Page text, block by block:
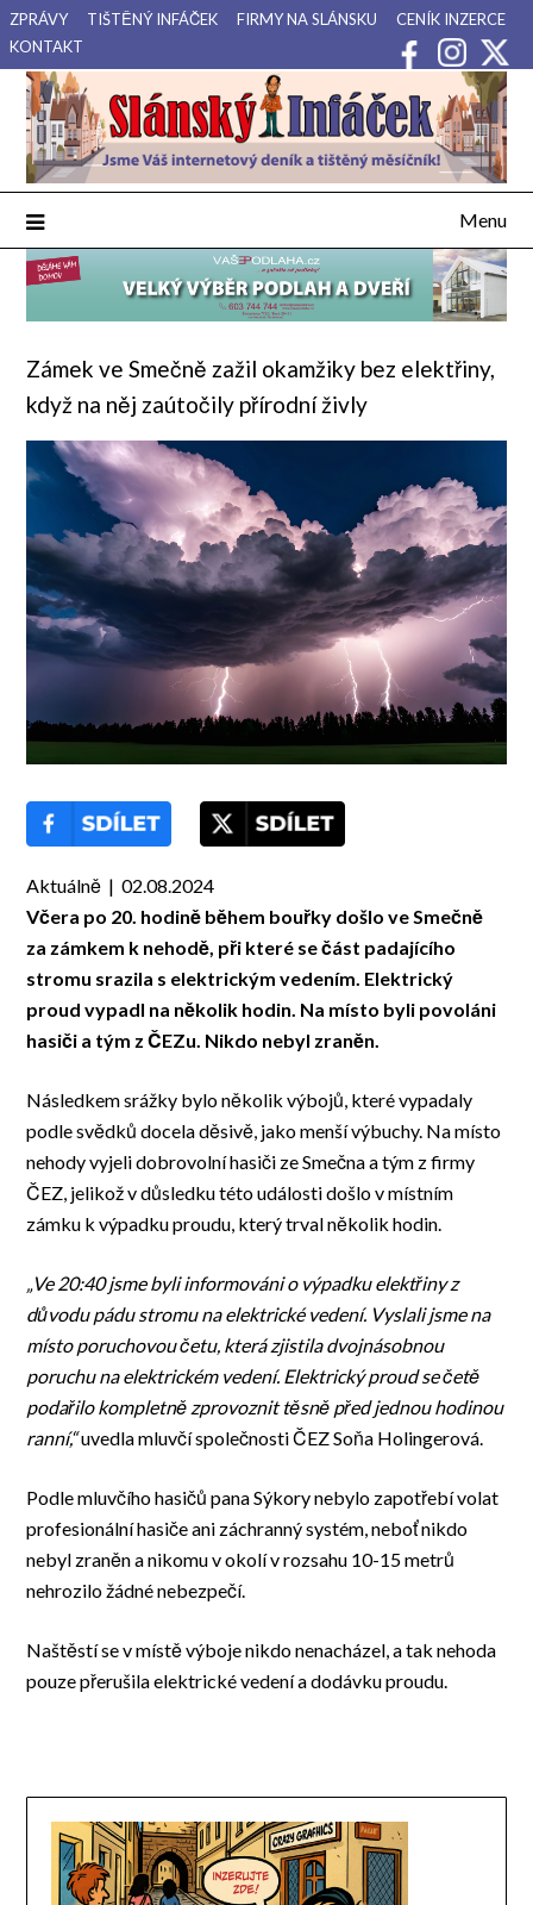
Přejdi
na
obsah
ZPRÁVY TIŠTĚNÝ INFÁČEK FIRMY NA SLÁNSKU
CENÍK INZERCE
KONTAKT
Slánský Infáček
Váš internetový deník a tištěný měsíčník pro Slánsko, Kladensko
a Lounsko.
Menu
Zámek ve Smečně zažil okamžiky bez elektřiny,
když na něj zaútočily přírodní živly
Aktuálně | 02.08.2024
Včera po 20. hodině během bouřky došlo ve Smečně
za zámkem k nehodě, při které se část padajícího
stromu srazila s elektrickým vedením. Elektrický
proud vypadl na několik hodin. Na místo byli povoláni
hasiči a tým z ČEZu. Nikdo nebyl zraněn.
Následkem srážky bylo několik výbojů, které vypadaly
podle svědků docela děsivě, jako menší výbuchy. Na místo
nehody vyjeli dobrovolní hasiči ze Smečna a tým z firmy
ČEZ, jelikož v důsledku této události došlo v místním
zámku k výpadku proudu, který trval několik hodin.
„Ve 20:40 jsme byli informováni o výpadku elektřiny z
důvodu pádu stromu na elektrické vedení. Vyslali jsme na
místo poruchovou četu, která zjistila dvojnásobnou
poruchu na elektrickém vedení. Elektrický proud se četě
podařilo kompletně zprovoznit těsně před jednou hodinou
ranní,“uvedla mluvčí společnosti ČEZ Soňa Holingerová.
Podle mluvčího hasičů pana Sýkory nebylo zapotřebí volat
profesionální hasiče ani záchranný systém, neboť nikdo
nebyl zraněn a nikomu v okolí v rozsahu 10-15 metrů
nehrozilo žádné nebezpečí.
Naštěstí se v místě výboje nikdo nenacházel, a tak nehoda
pouze přerušila elektrické vedení a dodávku proudu.